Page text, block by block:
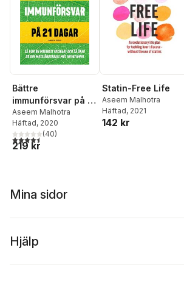
Bättre
immunförsvar på 21
dagar : så blir du
metabolt friskare
och så ökar du din
motståndskraft mot
Aseem Malhotra
Häftad, 2020
4,5utav 5 stjärnor. Totalt antal röster:
(40)
219 kr
Statin-Free Life
Aseem Malhotra
Häftad, 2021
142 kr
Mina sidor
Hjälp